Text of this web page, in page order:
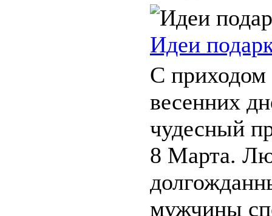
Идеи
С
весенних
чудесный
8 Марта.
мужчины